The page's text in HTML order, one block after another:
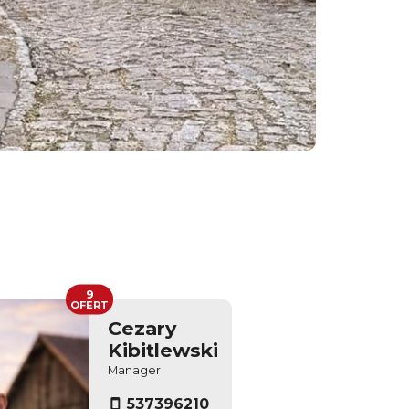
Cezary
Kibitlewski
Manager
537396210
9
OFERT